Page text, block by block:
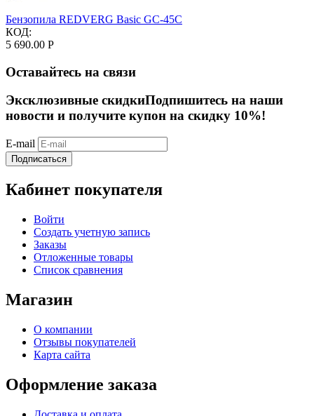
Бензопила REDVERG Basic GC-45С
КОД:
5 690.00 Р
Оставайтесь на связи
Эксклюзивные скидкиПодпишитесь на наши
новости и получите купон на скидку 10%!
E-mail
Подписаться
Кабинет покупателя
Войти
Создать учетную запись
Заказы
Отложенные товары
Список сравнения
Магазин
О компании
Отзывы покупателей
Карта сайта
Оформление заказа